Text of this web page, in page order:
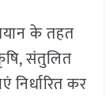
के तहत
संतुलित
निर्धारित कर